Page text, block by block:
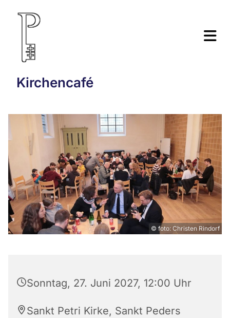
Kirchencafé
© foto: Christen Rindorf
Sonntag, 27. Juni 2027, 12:00 Uhr
Sankt Petri Kirke, Sankt Peders